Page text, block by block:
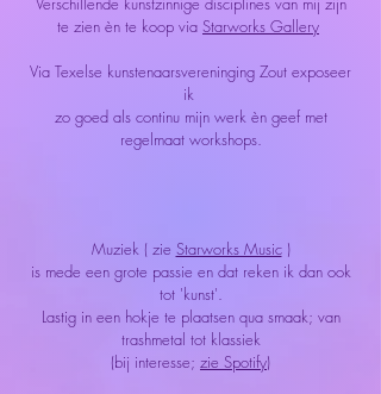
te zien èn te koop via Starworks Gallery
Via Texelse kunstenaarsvereninging Zout exposeer
ik
zo goed als continu mijn werk èn geef met
regelmaat workshops.
Muziek ( zie Starworks Music)
is mede een grote passie en dat reken ik dan ook
tot 'kunst'.
Lastig in een hokje te plaatsen qua smaak; van
trashmetal tot klassiek
(bij interesse; zie Spotify)